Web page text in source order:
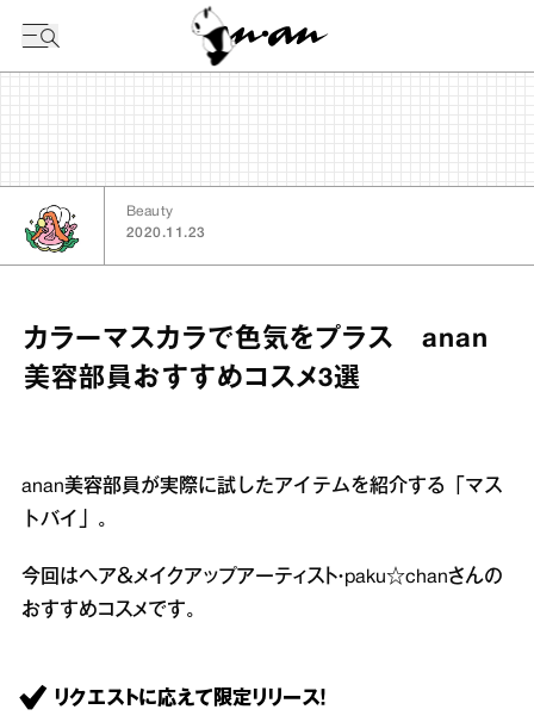
Beauty
2020.11.23
カラーマスカラで色気をプラス anan
美容部員おすすめコスメ3選
anan美容部員が実際に試したアイテムを紹介する「マス
トバイ」。
今回はヘア＆メイクアップアーティスト・paku☆chanさんの
おすすめコスメです。
リクエストに応えて限定リリース！